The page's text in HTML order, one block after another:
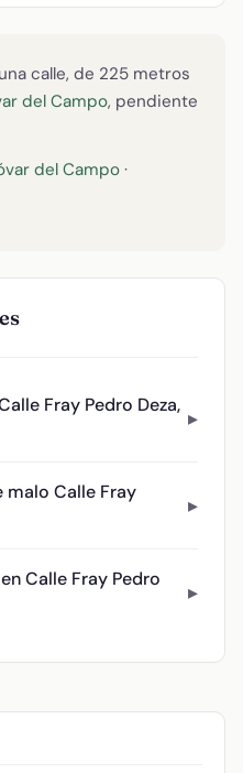
calle, de 225 metros
del Campo, pendiente
del Campo ·
Fray Pedro Deza,
malo Calle Fray
Calle Fray Pedro